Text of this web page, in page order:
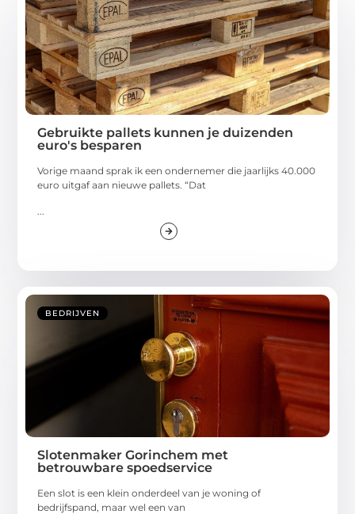
Gebruikte pallets kunnen je duizenden
euro's besparen
Vorige maand sprak ik een ondernemer die jaarlijks 40.000
euro uitgaf aan nieuwe pallets. “Dat
BEDRIJVEN
Slotenmaker Gorinchem met
betrouwbare spoedservice
Een slot is een klein onderdeel van je woning of
bedrijfspand, maar wel een van